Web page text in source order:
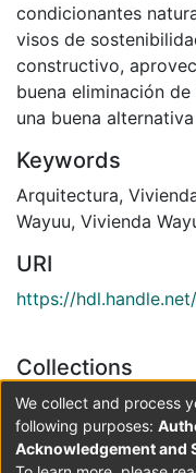
condicionantes
visos de
constructivo,
buena eliminación
una buena
Keywords
Arquitectura,
Wayuu, Vivienda
URI
https://
Collections
Arquitectura
Full item page
We collect and process
following purposes:
Acknowledgement and